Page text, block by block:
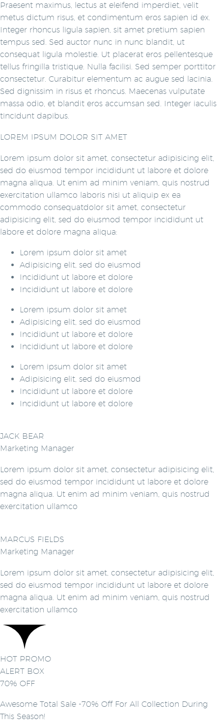
Praesent maximus, lectus at eleifend imperdiet, velit
metus dictum risus, et condimentum eros sapien id ex.
Integer rhoncus ligula sapien, sit amet pretium sapien
tempus sed. Sed auctor nunc in nunc blandit, ut
consequat ligula molestie. Ut placerat eros pellentesque
tellus fringilla tristique. Nulla facilisi. Sed semper porttitor
consectetur. Curabitur elementum ac augue sed lacinia.
Sed dignissim in risus et rhoncus. Maecenas vulputate
massa odio, et blandit eros accumsan sed. Integer iaculis
tincidunt dapibus.
LOREM IPSUM DOLOR SIT AMET
Lorem ipsum dolor sit amet, consectetur adipisicing elit,
sed do eiusmod tempor incididunt ut labore et dolore
magna aliqua. Ut enim ad minim veniam, quis nostrud
exercitation ullamco laboris nisi ut aliquip ex ea
commodo consequatdolor sit amet, consectetur
adipisicing elit, sed do eiusmod tempor incididunt ut
labore et dolore magna aliqua:
Lorem ipsum dolor sit amet
Adipisicing elit, sed do eiusmod
Incididunt ut labore et dolore
Incididunt ut labore et dolore
Lorem ipsum dolor sit amet
Adipisicing elit, sed do eiusmod
Incididunt ut labore et dolore
Incididunt ut labore et dolore
Lorem ipsum dolor sit amet
Adipisicing elit, sed do eiusmod
Incididunt ut labore et dolore
Incididunt ut labore et dolore
JACK BEAR
Marketing Manager
Lorem ipsum dolor sit amet, consectetur adipisicing elit,
sed do eiusmod tempor incididunt ut labore et dolore
magna aliqua. Ut enim ad minim veniam, quis nostrud
exercitation ullamco
MARCUS FIELDS
Marketing Manager
Lorem ipsum dolor sit amet, consectetur adipisicing elit,
sed do eiusmod tempor incididunt ut labore et dolore
magna aliqua. Ut enim ad minim veniam, quis nostrud
exercitation ullamco
HOT PROMO
ALERT BOX
70% OFF
Awesome Total Sale -70% Off For All Collection During
This Season!